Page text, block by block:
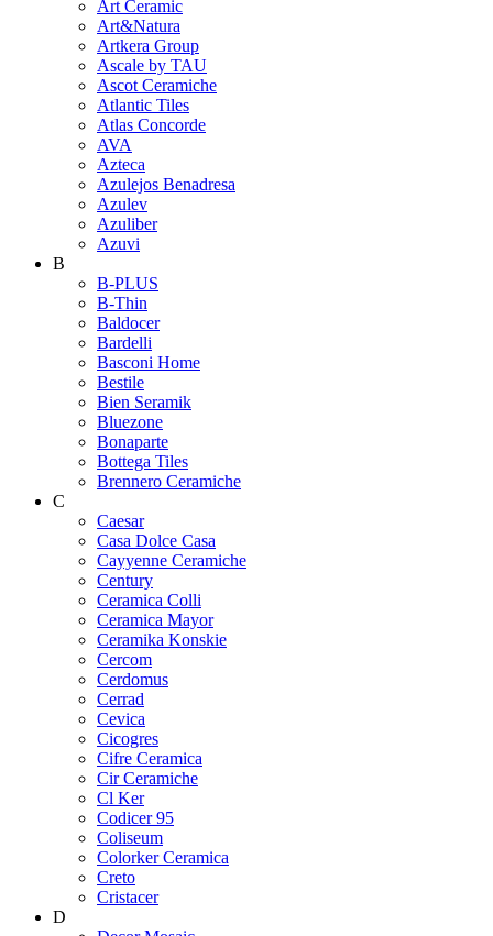
Art Ceramic
Art&Natura
Artkera Group
Ascale by TAU
Ascot Ceramiche
Atlantic Tiles
Atlas Concorde
AVA
Azteca
Azulejos Benadresa
Azulev
Azuliber
Azuvi
B
B-PLUS
B-Thin
Baldocer
Bardelli
Basconi Home
Bestile
Bien Seramik
Bluezone
Bonaparte
Bottega Tiles
Brennero Ceramiche
C
Caesar
Casa Dolce Casa
Cayyenne Ceramiche
Century
Ceramica Colli
Ceramica Mayor
Ceramika Konskie
Cercom
Cerdomus
Cerrad
Cevica
Cicogres
Cifre Ceramica
Cir Ceramiche
Cl Ker
Codicer 95
Coliseum
Colorker Ceramica
Creto
Cristacer
D